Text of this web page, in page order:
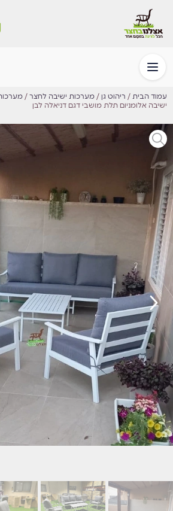
עמוד הבית / ריהוט גן / מערכות ישיבה לחצר /
ישיבה אלומניום תלת מושבי דגם דניאלה לבן